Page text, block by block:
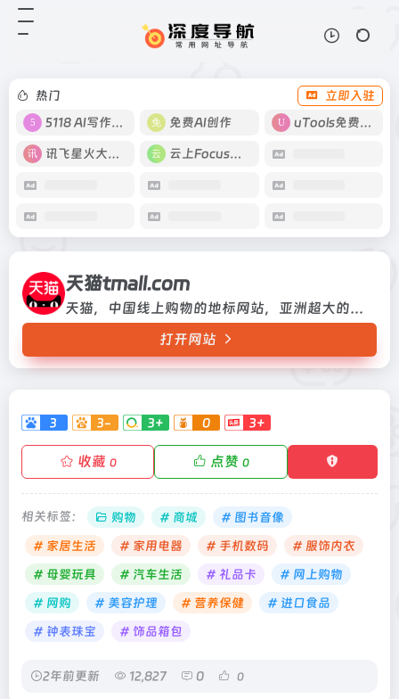
热门
立即入驻
5118 AI写作工具
免费AI创作 uTools免费工具箱
讯飞星火大模型 云上Focus接码
天猫tmall.com
天猫，中国线上购物的地标网站，亚洲超大的综合性购物平台，拥有10万多品牌商家。每日发布大量国内外商品！正品网购，上天猫！天猫千万大牌正品,品类全，一站购，支付安全，退换无忧！理想生活上天猫!
打开网站
3 3- 3+ 0 3+
收藏 0 点赞 0
相关标签： 购物 # 商城
# 图书音像
# 家居生活
# 家用电器 # 手机数码
# 服饰内衣
# 母婴玩具
# 汽车生活 # 礼品卡
# 网上购物
# 网购
# 美容护理 # 营养保健
# 进口食品
# 钟表珠宝
# 饰品箱包
2年前更新 12,827 0 0
洲超大的综合性购物平台，拥有10
万多品牌商家。每日发布大量国内外
大牌正品,品类全，一站购，支付
安...